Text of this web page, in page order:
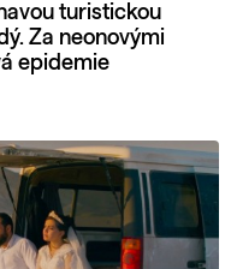
turistickou
Za neonovými
epidemie